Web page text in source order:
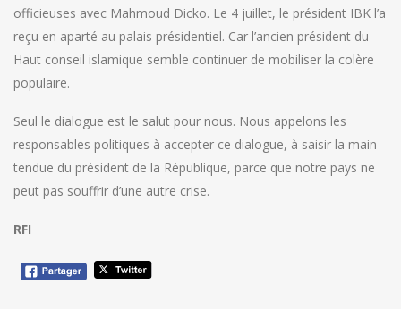
officieuses avec Mahmoud Dicko. Le 4 juillet, le président IBK l’a
reçu en aparté au palais présidentiel. Car l’ancien président du
Haut conseil islamique semble continuer de mobiliser la colère
populaire.
Seul le dialogue est le salut pour nous. Nous appelons les
responsables politiques à accepter ce dialogue, à saisir la main
tendue du président de la République, parce que notre pays ne
peut pas souffrir d’une autre crise.
RFI